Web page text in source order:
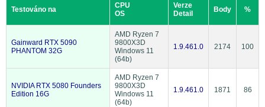
Testováno na
CPU
OS
Verze
Detail
Body %
Gainward RTX 5090
PHANTOM 32G
AMD Ryzen 7
9800X3D
Windows 11
(64b)
1.9.461.0 2174 100
NVIDIA RTX 5080 Founders
Edition 16G
AMD Ryzen 7
9800X3D
Windows 11
(64b)
1.9.461.0 1871 86